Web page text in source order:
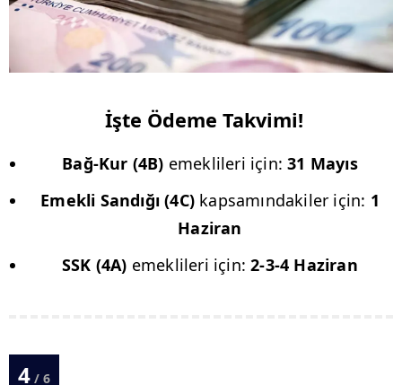
İşte Ödeme Takvimi!
Bağ-Kur (4B) emeklileri için:31 Mayıs
Emekli Sandığı (4C) kapsamındakiler için: 1
Haziran
SSK (4A) emeklileri için:2-3-4 Haziran
4 / 6